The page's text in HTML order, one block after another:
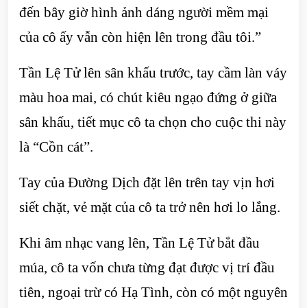
đến bây giờ hình ảnh dáng người mềm mại
của cô ấy vẫn còn hiện lên trong đầu tôi.”
Tần Lệ Tử lên sân khấu trước, tay cầm làn váy
màu hoa mai, có chút kiêu ngạo đứng ở giữa
sân khấu, tiết mục cô ta chọn cho cuộc thi này
là “Cồn cát”.
Tay của Đường Dịch đặt lên trên tay vịn hơi
siết chặt, vẻ mặt của cô ta trở nên hơi lo lắng.
Khi âm nhạc vang lên, Tần Lệ Tử bắt đầu
múa, cô ta vốn chưa từng đạt được vị trí đầu
tiên, ngoại trừ có Hạ Tình, còn có một nguyên